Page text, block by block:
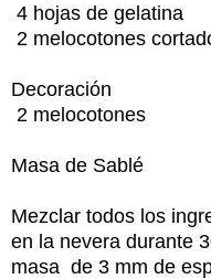
4 hojas de gelatina
2 melocotones
Decoración
2 melocotones
Masa de Sablé
Mezclar todos los
en la nevera durante
masa de 3 mm de